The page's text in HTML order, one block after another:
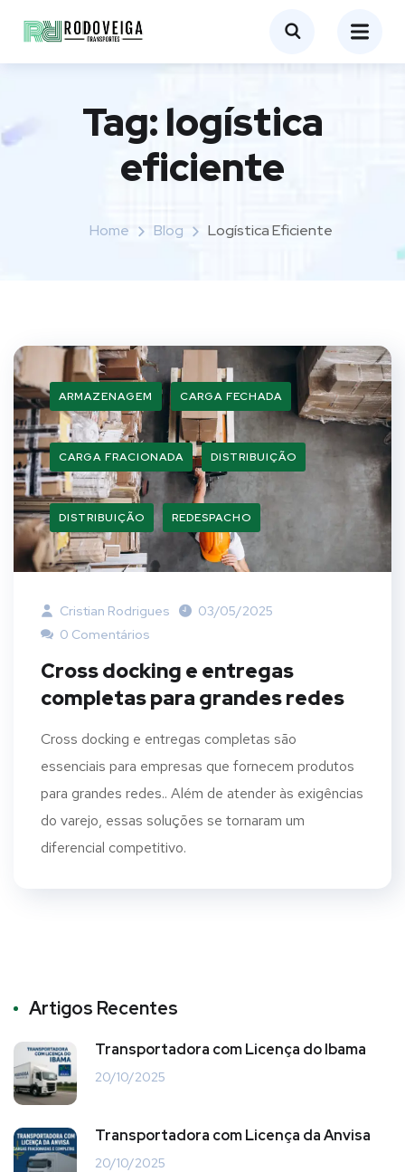
Tag:logística
eficiente
Home Blog Logística Eficiente
ARMAZENAGEM CARGA FECHADA
CARGA FRACIONADA DISTRIBUIÇÃO
DISTRIBUIÇÃO REDESPACHO
Cristian Rodrigues
03/05/2025
0 Comentários
Cross docking e entregas
completas para grandes redes
Cross docking e entregas completas são
essenciais para empresas que fornecem produtos
para grandes redes.. Além de atender às exigências
do varejo, essas soluções se tornaram um
diferencial competitivo.
Artigos Recentes
Transportadora com Licença do Ibama
20/10/2025
Transportadora com Licença da Anvisa
20/10/2025